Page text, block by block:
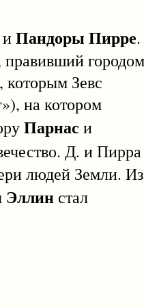
иПандоры Пирре.
городом
Зевс
на котором
Парнас и
Д. и Пирра
людей Земли. Из
Эллин стал